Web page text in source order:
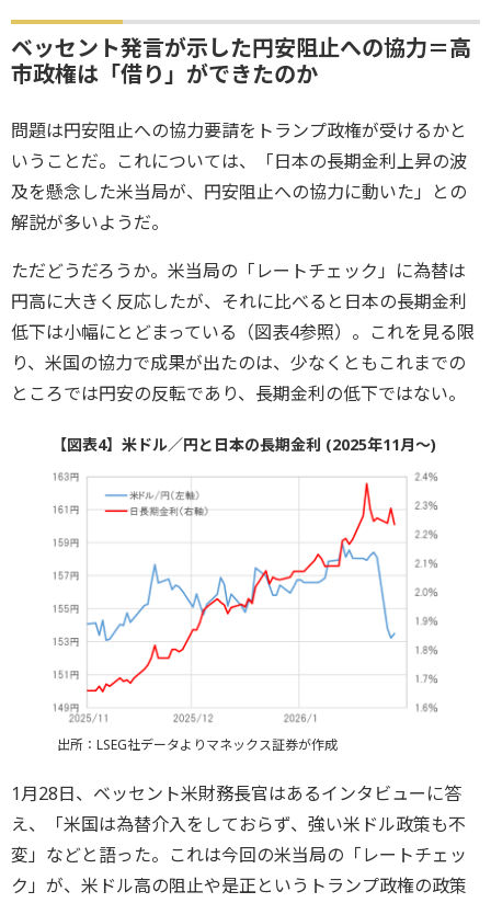
ベッセント発言が示した円安阻止への協力＝高
市政権は「借り」ができたのか
問題は円安阻止への協力要請をトランプ政権が受けるかと
いうことだ。これについては、「日本の長期金利上昇の波
及を懸念した米当局が、円安阻止への協力に動いた」との
解説が多いようだ。
ただどうだろうか。米当局の「レートチェック」に為替は
円高に大きく反応したが、それに比べると日本の長期金利
低下は小幅にとどまっている（図表4参照）。これを見る限
り、米国の協力で成果が出たのは、少なくともこれまでの
ところでは円安の反転であり、長期金利の低下ではない。
【図表4】米ドル／円と日本の長期金利 (2025年11月～)
出所：LSEG社データよりマネックス証券が作成
1月28日、ベッセント米財務長官はあるインタビューに答
え、「米国は為替介入をしておらず、強い米ドル政策も不
変」などと語った。これは今回の米当局の「レートチェッ
ク」が、米ドル高の阻止や是正というトランプ政権の政策